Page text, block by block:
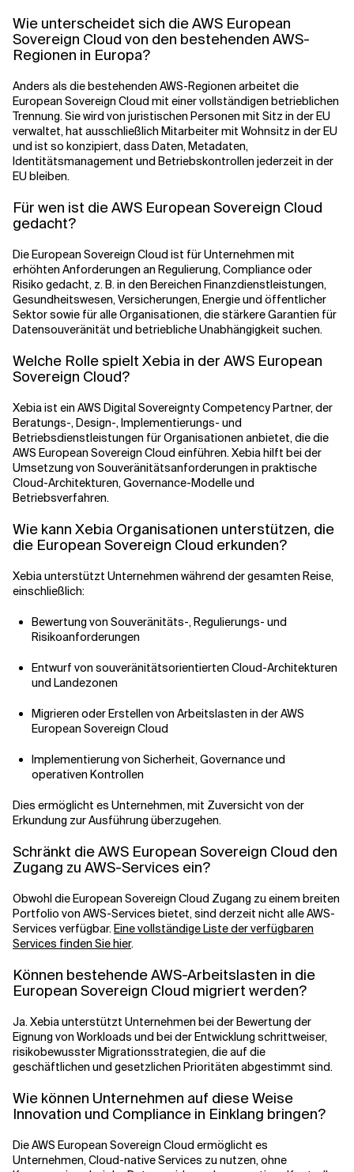
Wie unterscheidet sich die AWS European
Sovereign Cloud von den bestehenden AWS-
Regionen in Europa?
Anders als die bestehenden AWS-Regionen arbeitet die
European Sovereign Cloud mit einer vollständigen betrieblichen
Trennung. Sie wird von juristischen Personen mit Sitz in der EU
verwaltet, hat ausschließlich Mitarbeiter mit Wohnsitz in der EU
und ist so konzipiert, dass Daten, Metadaten,
Identitätsmanagement und Betriebskontrollen jederzeit in der
EU bleiben.
Für wen ist die AWS European Sovereign Cloud
gedacht?
Die European Sovereign Cloud ist für Unternehmen mit
erhöhten Anforderungen an Regulierung, Compliance oder
Risiko gedacht, z. B. in den Bereichen Finanzdienstleistungen,
Gesundheitswesen, Versicherungen, Energie und öffentlicher
Sektor sowie für alle Organisationen, die stärkere Garantien für
Datensouveränität und betriebliche Unabhängigkeit suchen.
Welche Rolle spielt Xebia in der AWS European
Sovereign Cloud?
Xebia ist ein AWS Digital Sovereignty Competency Partner, der
Beratungs-, Design-, Implementierungs- und
Betriebsdienstleistungen für Organisationen anbietet, die die
AWS European Sovereign Cloud einführen. Xebia hilft bei der
Umsetzung von Souveränitätsanforderungen in praktische
Cloud-Architekturen, Governance-Modelle und
Betriebsverfahren.
Wie kann Xebia Organisationen unterstützen, die
die European Sovereign Cloud erkunden?
Xebia unterstützt Unternehmen während der gesamten Reise,
einschließlich:
Bewertung von Souveränitäts-, Regulierungs- und
Risikoanforderungen
Entwurf von souveränitätsorientierten Cloud-Architekturen
und Landezonen
Migrieren oder Erstellen von Arbeitslasten in der AWS
European Sovereign Cloud
Implementierung von Sicherheit, Governance und
operativen Kontrollen
Dies ermöglicht es Unternehmen, mit Zuversicht von der
Erkundung zur Ausführung überzugehen.
Schränkt die AWS European Sovereign Cloud den
Zugang zu AWS-Services ein?
Obwohl die European Sovereign Cloud Zugang zu einem breiten
Portfolio von AWS-Services bietet, sind derzeit nicht alle AWS-
Services verfügbar.Eine vollständige Liste der verfügbaren
Services finden Sie hier.
Können bestehende AWS-Arbeitslasten in die
European Sovereign Cloud migriert werden?
Ja. Xebia unterstützt Unternehmen bei der Bewertung der
Eignung von Workloads und bei der Entwicklung schrittweiser,
risikobewusster Migrationsstrategien, die auf die
geschäftlichen und gesetzlichen Prioritäten abgestimmt sind.
Wie können Unternehmen auf diese Weise
Innovation und Compliance in Einklang bringen?
Die AWS European Sovereign Cloud ermöglicht es
Unternehmen, Cloud-native Services zu nutzen, ohne